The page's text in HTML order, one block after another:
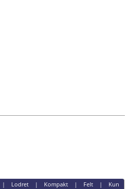
| Lodret| Kompakt| Felt| Kun